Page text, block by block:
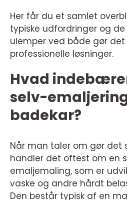
Her får du et samlet
typiske udfordringer og
ulemper ved både gør
professionelle løsninger.
Hvad
selv-
badekar?
Når man taler om gør det
handler det oftest om en
emaljemaling, som er
vaske og andre hårdt
Den består typisk af en